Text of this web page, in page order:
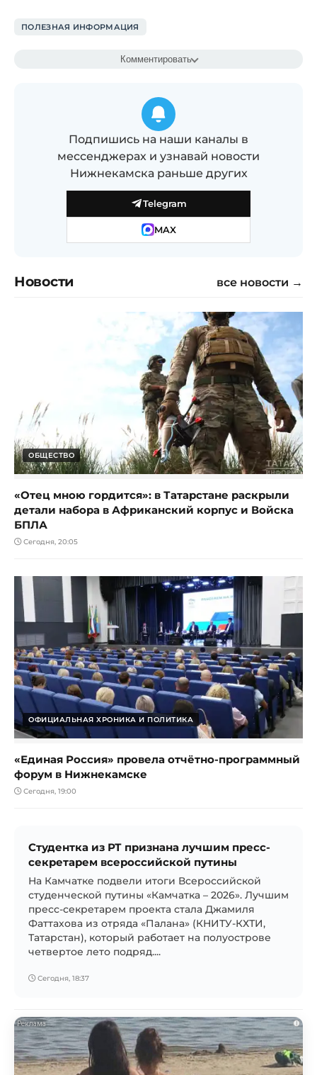
ПОЛЕЗНАЯ ИНФОРМАЦИЯ
Комментировать
Подпишись на наши каналы в
мессенджерах и узнавай новости
Нижнекамска раньше других
Telegram
MAX
Новости все новости →
ОБЩЕСТВО
«Отец мною гордится»: в Татарстане раскрыли
детали набора в Африканский корпус и Войска
БПЛА
Сегодня, 20:05
ОФИЦИАЛЬНАЯ ХРОНИКА И ПОЛИТИКА
«Единая Россия» провела отчётно-программный
форум в Нижнекамске
Сегодня, 19:00
Студентка из РТ признана лучшим пресс-
секретарем всероссийской путины
На Камчатке подвели итоги Всероссийской
студенческой путины «Камчатка – 2026». Лучшим
пресс-секретарем проекта стала Джамиля
Фаттахова из отряда «Палана» (КНИТУ-КХТИ,
Татарстан), который работает на полуострове
четвертое лето подряд....
Сегодня, 18:37
i